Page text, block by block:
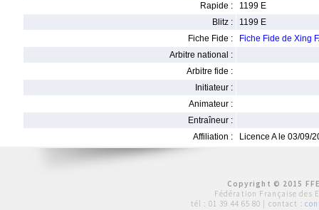
Rapide :
1199 E
Blitz :
1199 E
Fiche Fide :
Fiche Fide de Xing
Arbitre national :
Arbitre fide :
Initiateur :
Animateur :
Entraîneur :
Affiliation :
Licence A le 03/09/
Copyright © 2015
Fédération Française des
tél : 01 39 44 65 80 | contact :